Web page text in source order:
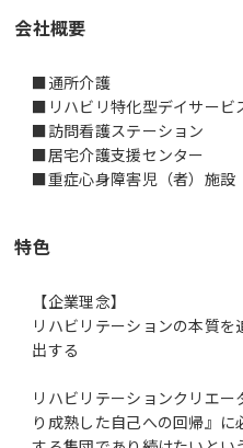
会社概要
■通所介護
■リハビリ特化型デイサービ
■訪問看護ステーション
■居宅介護支援センター
■重症心身障害児（者）施設
特色
【企業理念】
リハビリテーションの本質
出する
リハビリテーションクリエ
り成熟した自己への回帰』